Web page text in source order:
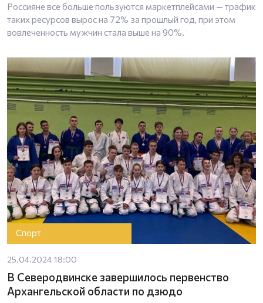
Россияне все больше пользуются маркетплейсами — трафик
таких ресурсов вырос на 72% за прошлый год, при этом
вовлеченность мужчин стала выше на 90%.
Спорт
25.04.2024 18:00
В Северодвинске завершилось первенство
Архангельской области по дзюдо